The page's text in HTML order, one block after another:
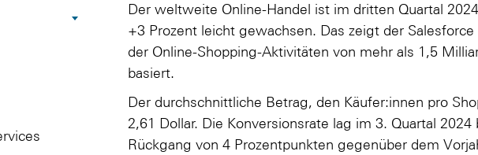
Der weltweite Online-Handel ist im dritten Quartal
+3 Prozent leicht gewachsen. Das zeigt der
der Online-Shopping-Aktivitäten von mehr als 1,5
basiert.
Der durchschnittliche Betrag, den Käufer:innen pro
2,61 Dollar. Die Konversionsrate lag im 3. Quartal
Rückgang von 4 Prozentpunkten gegenüber dem